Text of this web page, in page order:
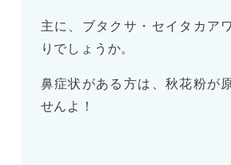
主に、ブタクサ・セイタカア
りでしょうか。
鼻症状がある方は、秋花粉が
せんよ！